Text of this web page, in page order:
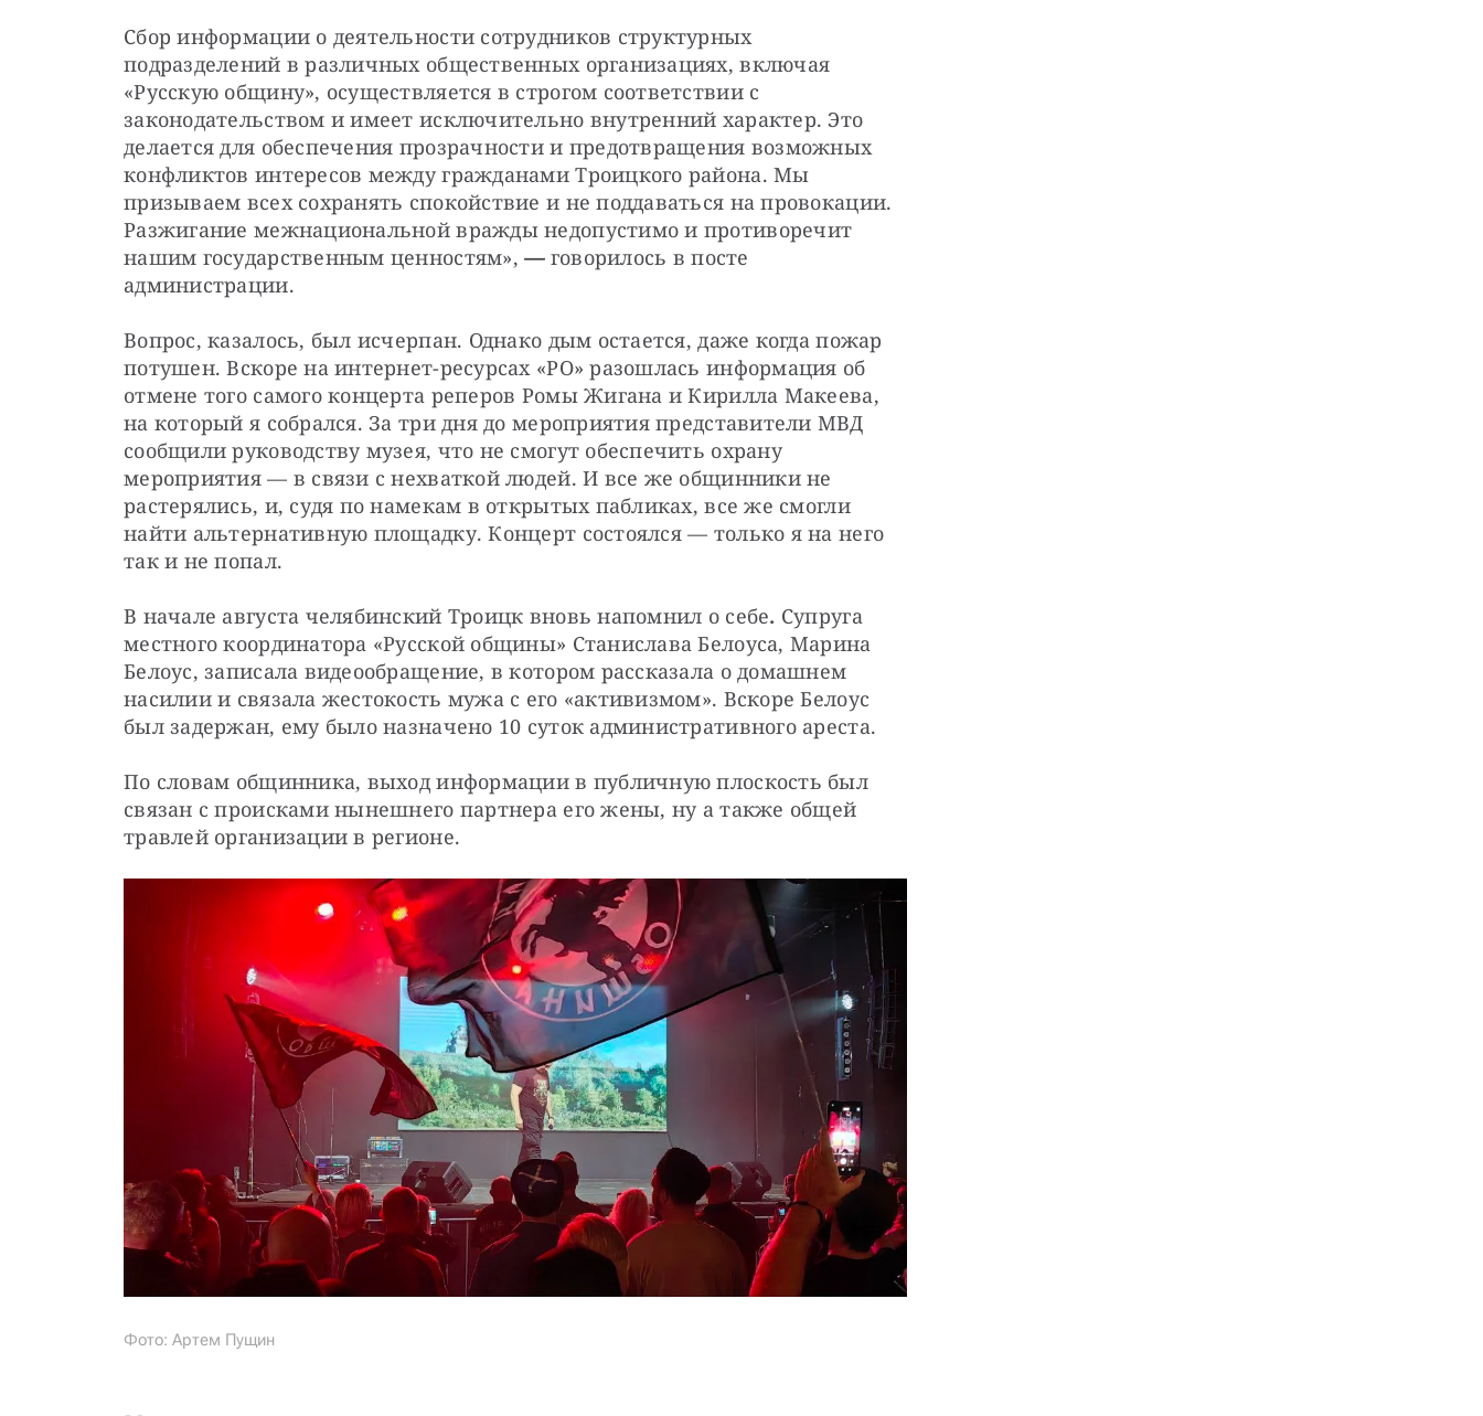
Сбор информации о деятельности сотрудников структурных
подразделений в различных общественных организациях, включая
«Русскую общину», осуществляется в строгом соответствии с
законодательством и имеет исключительно внутренний характер. Это
делается для обеспечения прозрачности и предотвращения возможных
конфликтов интересов между гражданами Троицкого района. Мы
призываем всех сохранять спокойствие и не поддаваться на провокации.
Разжигание межнациональной вражды недопустимо и противоречит
нашим государственным ценностям», — говорилось в посте
администрации.
Вопрос, казалось, был исчерпан. Однако дым остается, даже когда пожар
потушен. Вскоре на интернет-ресурсах «РО» разошлась информация об
отмене того самого концерта реперов Ромы Жигана и Кирилла Макеева,
на который я собрался. За три дня до мероприятия представители МВД
сообщили руководству музея, что не смогут обеспечить охрану
мероприятия — в связи с нехваткой людей. И все же общинники не
растерялись, и, судя по намекам в открытых пабликах, все же смогли
найти альтернативную площадку. Концерт состоялся — только я на него
так и не попал.
В начале августа челябинский Троицк вновь напомнил о себе. Супруга
местного координатора «Русской общины» Станислава Белоуса, Марина
Белоус, записала видеообращение, в котором рассказала о домашнем
насилии и связала жестокость мужа с его «активизмом». Вскоре Белоус
был задержан, ему было назначено 10 суток административного ареста.
По словам общинника, выход информации в публичную плоскость был
связан с происками нынешнего партнера его жены, ну а также общей
травлей организации в регионе.
Фото: Артем Пущин